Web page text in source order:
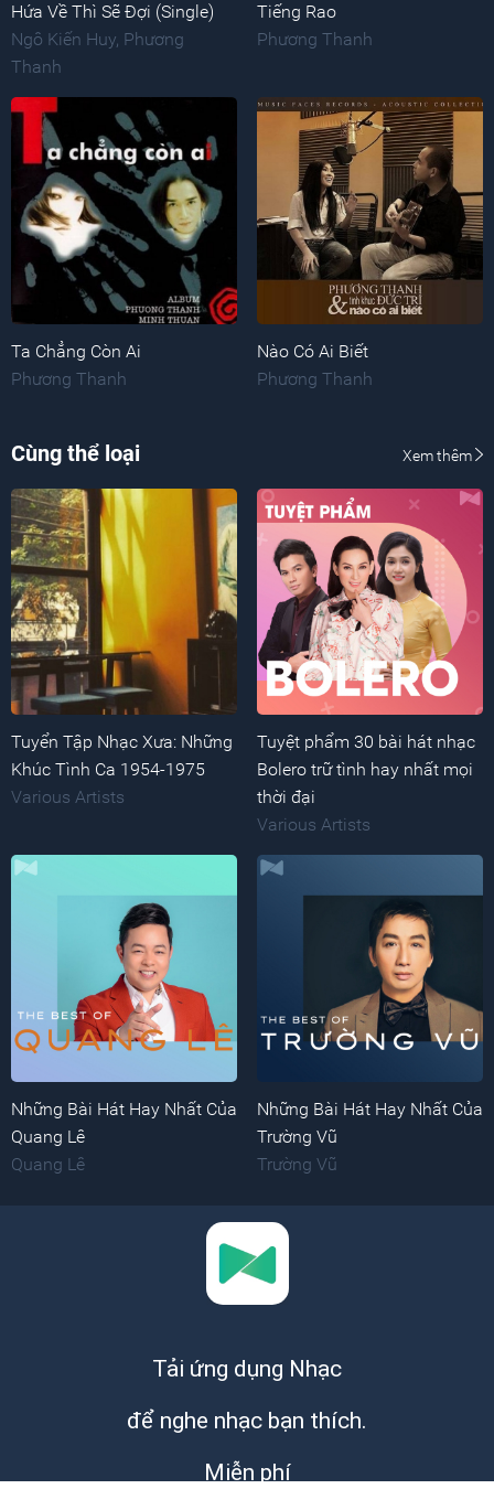
Hứa Về Thì Sẽ Đợi (Single)
Ngô Kiến Huy, Phương
Thanh
Tiếng Rao
Phương Thanh
Ta Chẳng Còn Ai
Phương Thanh
Nào Có Ai Biết
Phương Thanh
Cùng thể loại Xem thêm
Tuyển Tập Nhạc Xưa: Những
Khúc Tình Ca 1954-1975
Various Artists
Tuyệt phẩm 30 bài hát nhạc
Bolero trữ tình hay nhất mọi
thời đại
Various Artists
Những Bài Hát Hay Nhất Của
Quang Lê
Quang Lê
Những Bài Hát Hay Nhất Của
Trường Vũ
Trường Vũ
Tải ứng dụng Nhạc
để nghe nhạc bạn thích.
Miễn phí